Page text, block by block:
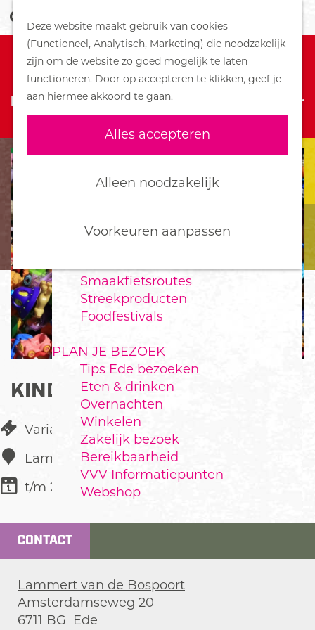
Deze website maakt gebruik van cookies
(Functioneel, Analytisch, Marketing) die noodzakelijk
zijn om de website zo goed mogelijk te laten
functioneren. Door op accepteren te klikken, geef je
aan hiermee akkoord te gaan.
Alles accepteren
Alleen noodzakelijk
Voorkeuren aanpassen
G
a
d
e
h
m
e
p
a
g
e
o
e
k
e
n
M
e
n
u
DORPEN
Bennekom
De Klomp
Deelen
Ederveen
Harskamp
Hoenderloo
Wekerom
Smaakfietsroutes
Streekproducten
Foodfestivals
PLAN JE BEZOEK
Tips Ede bezoeken
Eten & drinken
Overnachten
Winkelen
Zakelijk bezoek
Bereikbaarheid
VVV Informatiepunten
Webshop
Sorry, dit evenement is geannuleerd
Sorry, deze activiteit is niet meer
beschikbaar. Bekijk hetactuele aanbod
voor
de beschikbare opties.
KINDERKLEEDJESMARKT
Varia
Lammert van de Bospoort
t/m 27 juni
CONTACT
Lammert van de Bospoort
Amsterdamseweg 20
6711 BG Ede